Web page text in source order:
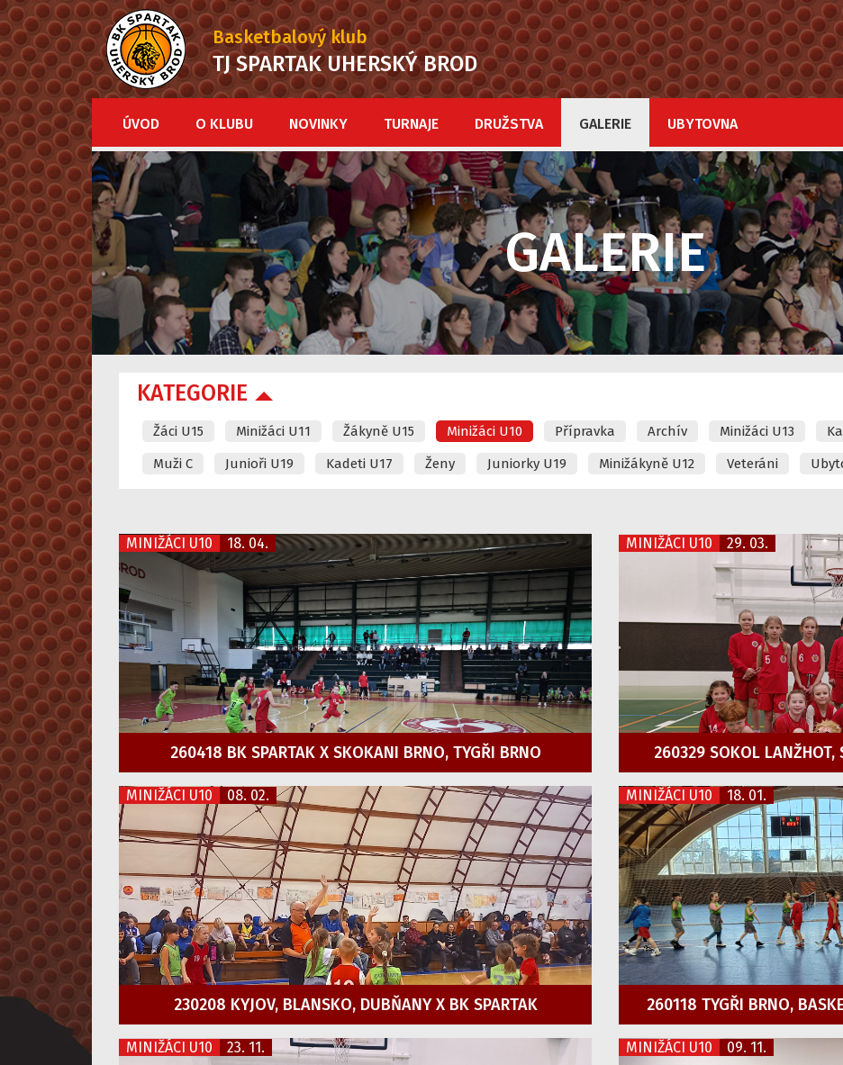
Basketbalový klub
TJ SPARTAK UHERSKÝ BROD
ÚVOD O KLUBU NOVINKY TURNAJE DRUŽSTVA GALERIE UBYTOVNA
GALERIE
KATEGORIE
Žáci U15 Minižáci U11 Žákyně U15 Minižáci U10 Přípravka Archív Minižáci U13
Muži C
Junioři U19 Kadeti U17 Ženy Juniorky U19 Minižákyně U12 Veteráni
MINIŽÁCI U10 18. 04.
260418 BK SPARTAK X SKOKANI BRNO, TYGŘI BRNO
MINIŽÁCI U10 29. 03.
260329 SOKOL LANŽHOT,
MINIŽÁCI U10 08. 02.
230208 KYJOV, BLANSKO, DUBŇANY X BK SPARTAK
MINIŽÁCI U10 18. 01.
260118 TYGŘI BRNO,
MINIŽÁCI U10 23. 11. MINIŽÁCI U10 09. 11.